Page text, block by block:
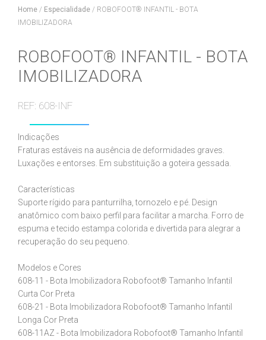
Home / Especialidade / ROBOFOOT® INFANTIL - BOTA
IMOBILIZADORA
ROBOFOOT® INFANTIL - BOTA
IMOBILIZADORA
REF: 608-INF
Indicações
Fraturas estáveis na ausência de deformidades graves.
Luxações e entorses. Em substituição a goteira gessada.
Características
Suporte rígido para panturrilha, tornozelo e pé. Design
anatômico com baixo perfil para facilitar a marcha. Forro de
espuma e tecido estampa colorida e divertida para alegrar a
recuperação do seu pequeno.
Modelos e Cores
608-11 - Bota Imobilizadora Robofoot® Tamanho Infantil
Curta Cor Preta
608-21 - Bota Imobilizadora Robofoot® Tamanho Infantil
Longa Cor Preta
608-11AZ - Bota Imobilizadora Robofoot® Tamanho Infantil